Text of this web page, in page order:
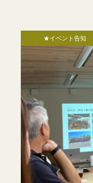
★イベント告知